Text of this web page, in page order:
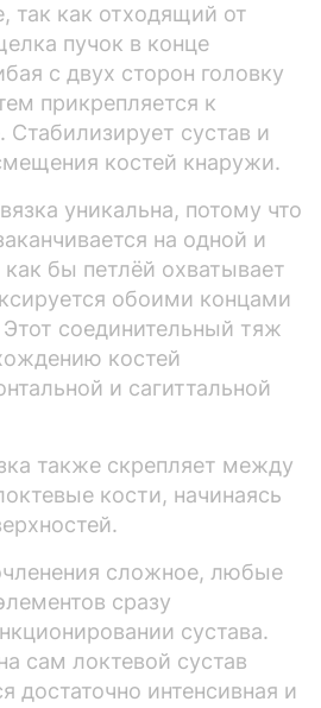
так как отходящий от
пучок в конце
с двух сторон головку
прикрепляется к
Стабилизирует сустав и
костей кнаружи.
уникальна, потому что
на одной и
бы петлёй охватывает
обоими концами
соединительный тяж
костей
и сагиттальной
также скрепляет между
кости, начинаясь
сложное, любые
сразу
сустава.
сам локтевой сустав
достаточно интенсивная и